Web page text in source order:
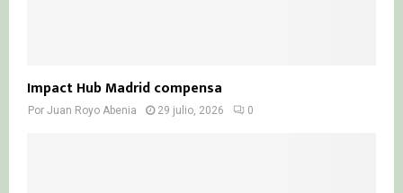
Impact Hub Madrid compensa
Por Juan Royo Abenia 29 julio, 2026 0